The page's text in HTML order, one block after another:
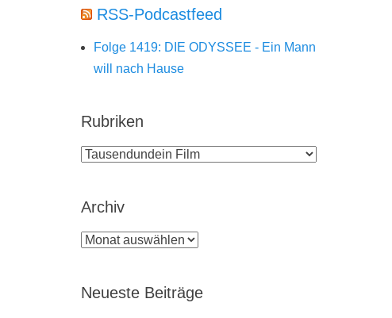
RSS-Podcastfeed
Folge 1419: DIE ODYSSEE - Ein Mann
will nach Hause
Rubriken
Rubriken
Archiv
Archiv
Neueste Beiträge